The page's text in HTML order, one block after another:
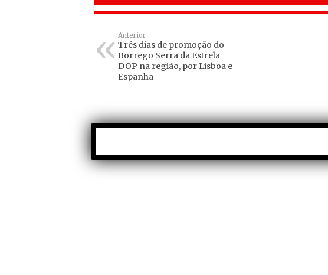
Anterior
Três dias de promoção do
Borrego Serra da Estrela
DOP na região, por Lisboa e
Espanha